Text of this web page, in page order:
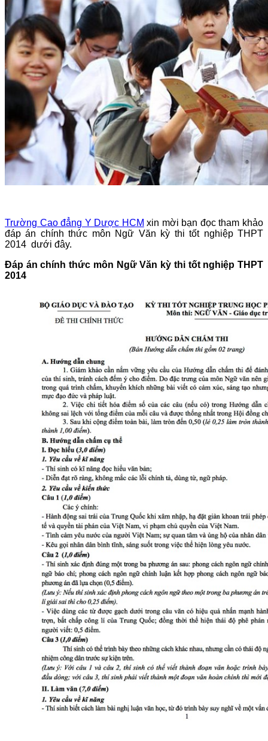
Trường Cao đẳng Y Dược HCM xin mời bạn đọc tham khảo
đáp án chính thức môn Ngữ Văn kỳ thi tốt nghiệp THPT
2014 dưới đây.
Đáp án chính thức môn Ngữ Văn kỳ thi tốt nghiệp THPT
2014